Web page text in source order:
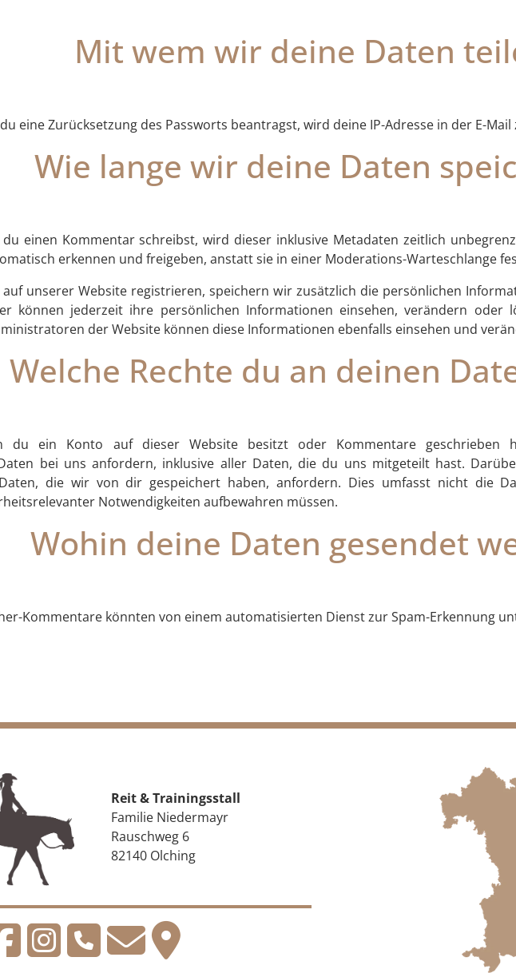
Mit wem wir deine Daten
eine Zurücksetzung des Passworts beantragst, wird deine IP-Adresse in der E-
Wie lange wir deine Daten
du einen Kommentar schreibst, wird dieser inklusive Metadaten zeitlich
erkennen und freigeben, anstatt sie in einer Moderations-Warteschlange
unserer Website registrieren, speichern wir zusätzlich die persönlichen
können jederzeit ihre persönlichen Informationen einsehen, verändern oder
der Website können diese Informationen ebenfalls einsehen und
Welche Rechte du an deinen
du ein Konto auf dieser Website besitzt oder Kommentare geschrieben
bei uns anfordern, inklusive aller Daten, die du uns mitgeteilt hast.
die wir von dir gespeichert haben, anfordern. Dies umfasst nicht die
Notwendigkeiten aufbewahren müssen.
Wohin deine Daten gesendet
Kommentare könnten von einem automatisierten Dienst zur Spam-Erkennung
Reit & Trainingsstall
Familie Niedermayr
Rauschweg 6
82140 Olching